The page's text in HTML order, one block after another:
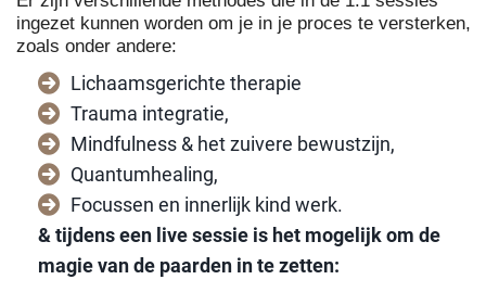
ingezet kunnen worden om je in je proces te versterken,
zoals onder andere:
Lichaamsgerichte therapie
Trauma integratie,
Mindfulness & het zuivere bewustzijn,
Quantumhealing,
Focussen en innerlijk kind werk.
& tijdens een live sessie is het mogelijk om de
magie van de paarden in te zetten: